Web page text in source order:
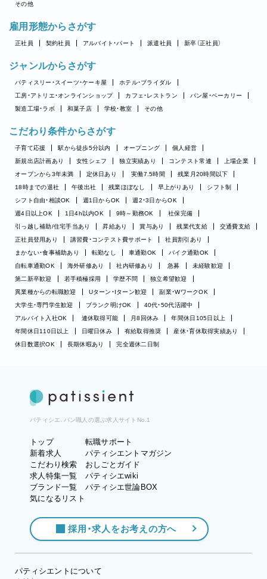
その他
雇用形態からさがす
正社員 契約社員 アルバイト・パート 派遣社員 新卒（正社員）
ジャンルからさがす
パティスリー・スイーツ・ケーキ屋
ホテル・ブライダル
工房・アトリエ・オンラインショップ
カフェ・レストラン
パン屋・ベーカリー
製造工場・ラボ
和菓子店 学校・教室 その他
こだわり条件からさがす
子育て応援 駅から徒歩5分以内 オープニング
個人経営
新規出店計画あり
女性シェフ 独立実績あり コンテスト常連
上場企業
オープンから3年未満
定休日あり 実働7.5時間
残業月20時間以下
18時までの退社
午後出社 残業ほぼなし 早上がりあり
シフト制
シフト自由・相談OK
週1日からOK
週2・3日からOK
週4日以上OK
1日4h以内OK 9時～勤務OK
社保完備
引っ越し補助/住宅手当あり
昇給あり 賞与あり 残業代支給
交通費支給
正社員登用あり
講習費・コンテスト費サポート
社員割引あり
まかない・食事補助あり
転勤なし 車通勤OK
バイク通勤OK
自転車通勤OK
海外研修あり 社内研修あり 急募
未経験歓迎
第二新卒歓迎
若手積極採用 学歴不問
独立希望歓迎
異業種からの転職歓迎
Uターン・Iターン歓迎
副業・WワークOK
大学生・専門学生歓迎
ブランク明けOK
40代・50代活躍中
アルバイト入社OK
連休取得可能 月8回休み
年間休日105日以上
年間休日110日以上
日曜日休み 有給取得推奨
産休・育休取得実績あり
休日数選択OK
長期休暇あり 完全週休二日制
パティシエ、パン職人の選ぶ求人サイトNo.1
トップ
新着求人
こだわり検索
求人特集一覧
ブランド一覧
気になるリスト
転職サポート
パティシエントマガジン
おしごとガイド
パティシエwiki
パティシエ世論BOX
採用・求人をお考えの方へ
パティシエントについて